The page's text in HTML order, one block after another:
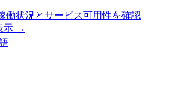
働状況とサービス可用性を確認
示 →